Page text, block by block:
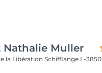
Muller
la Libération Schifflange L-3850